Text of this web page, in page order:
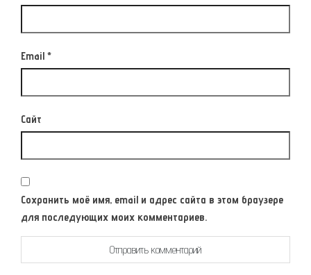
Email *
Сайт
Сохранить моё имя, email и адрес сайта в этом браузере
для последующих моих комментариев.